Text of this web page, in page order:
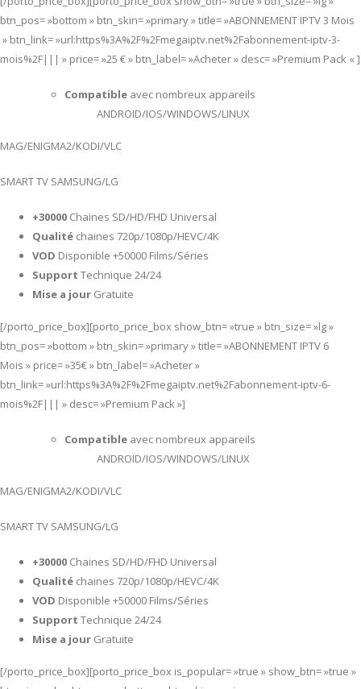
btn_pos= »bottom » btn_skin= »primary » title= »ABONNEMENT IPTV 3 Mois
» btn_link= »url:https%3A%2F%2Fmegaiptv.net%2Fabonnement-iptv-3-
mois%2F||| » price= »25 € » btn_label= »Acheter » desc= »Premium Pack « ]
Compatible avec nombreux appareils
ANDROID/IOS/WINDOWS/LINUX
MAG/ENIGMA2/KODI/VLC
SMART TV SAMSUNG/LG
+30000 Chaines SD/HD/FHD Universal
Qualité chaines 720p/1080p/HEVC/4K
VOD Disponible +50000 Films/Séries
Support Technique 24/24
Mise a jour Gratuite
[/porto_price_box][porto_price_box show_btn= »true » btn_size= »lg »
btn_pos= »bottom » btn_skin= »primary » title= »ABONNEMENT IPTV 6
Mois » price= »35€ » btn_label= »Acheter »
btn_link= »url:https%3A%2F%2Fmegaiptv.net%2Fabonnement-iptv-6-
mois%2F||| » desc= »Premium Pack »]
Compatible avec nombreux appareils
ANDROID/IOS/WINDOWS/LINUX
MAG/ENIGMA2/KODI/VLC
SMART TV SAMSUNG/LG
+30000 Chaines SD/HD/FHD Universal
Qualité chaines 720p/1080p/HEVC/4K
VOD Disponible +50000 Films/Séries
Support Technique 24/24
Mise a jour Gratuite
[/porto_price_box][porto_price_box is_popular= »true » show_btn= »true »